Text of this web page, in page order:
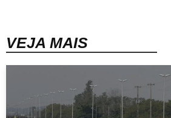
VEJA MAIS